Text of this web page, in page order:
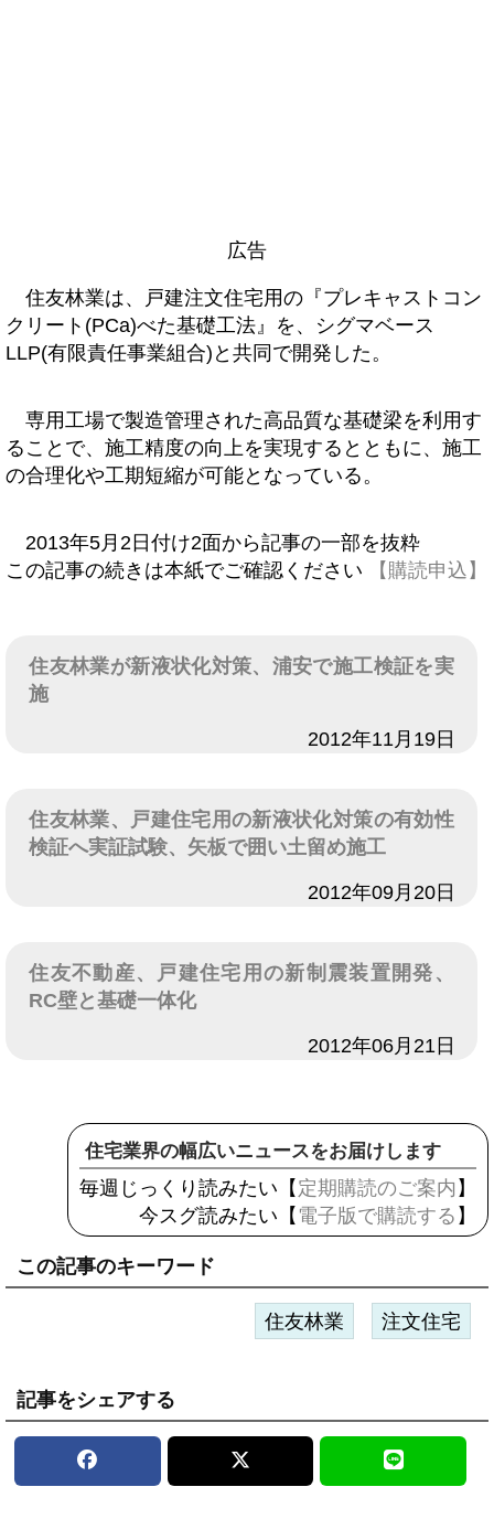
広告
住友林業は、戸建注文住宅用の『プレキャストコン
クリート(PCa)べた基礎工法』を、シグマベース
LLP(有限責任事業組合)と共同で開発した。
専用工場で製造管理された高品質な基礎梁を利用す
ることで、施工精度の向上を実現するとともに、施工
の合理化や工期短縮が可能となっている。
2013年5月2日付け2面から記事の一部を抜粋
この記事の続きは本紙でご確認ください
【購読申込】
住友林業が新液状化対策、浦安で施工検証を実
施
2012年11月19日
住友林業、戸建住宅用の新液状化対策の有効性
検証へ実証試験、矢板で囲い土留め施工
2012年09月20日
住友不動産、戸建住宅用の新制震装置開発、
RC壁と基礎一体化
2012年06月21日
住宅業界の幅広いニュースをお届けします
毎週じっくり読みたい【 定期購読のご案内 】
今スグ読みたい【 電子版で購読する 】
この記事のキーワード
住友林業 注文住宅
記事をシェアする